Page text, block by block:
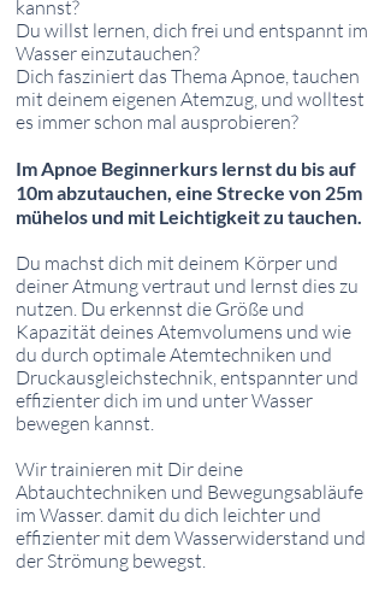
kannst?
Du willst lernen, dich frei und entspannt im
Wasser einzutauchen?
Dich fasziniert das Thema Apnoe, tauchen
mit deinem eigenen Atemzug, und wolltest
es immer schon mal ausprobieren?
Im Apnoe Beginnerkurs lernst du bis auf
10m abzutauchen, eine Strecke von 25m
mühelos und mit Leichtigkeit zu tauchen.
Du machst dich mit deinem Körper und
deiner Atmung vertraut und lernst dies zu
nutzen. Du erkennst die Größe und
Kapazität deines Atemvolumens und wie
du durch optimale Atemtechniken und
Druckausgleichstechnik, entspannter und
effizienter dich im und unter Wasser
bewegen kannst.
Wir trainieren mit Dir deine
Abtauchtechniken und Bewegungsabläufe
im Wasser. damit du dich leichter und
effizienter mit dem Wasserwiderstand und
der Strömung bewegst.